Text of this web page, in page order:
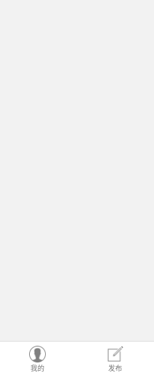
我的 发布